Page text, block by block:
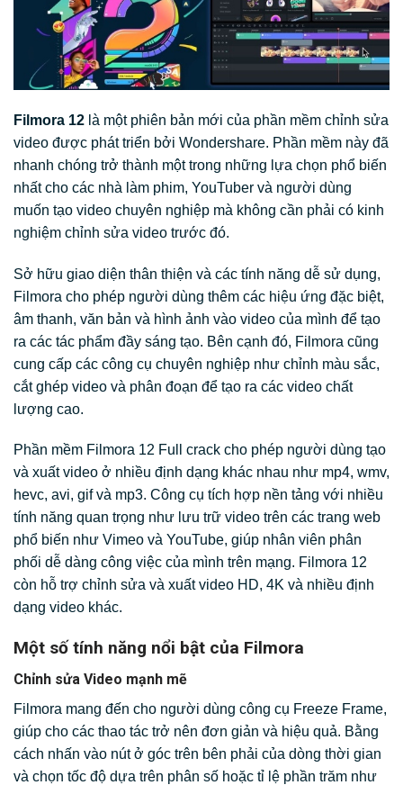
Filmora 12 là một phiên bản mới của phần mềm chỉnh sửa
video được phát triển bởi Wondershare. Phần mềm này đã
nhanh chóng trở thành một trong những lựa chọn phổ biến
nhất cho các nhà làm phim, YouTuber và người dùng
muốn tạo video chuyên nghiệp mà không cần phải có kinh
nghiệm chỉnh sửa video trước đó.
Sở hữu giao diện thân thiện và các tính năng dễ sử dụng,
Filmora cho phép người dùng thêm các hiệu ứng đặc biệt,
âm thanh, văn bản và hình ảnh vào video của mình để tạo
ra các tác phẩm đầy sáng tạo. Bên cạnh đó, Filmora cũng
cung cấp các công cụ chuyên nghiệp như chỉnh màu sắc,
cắt ghép video và phân đoạn để tạo ra các video chất
lượng cao.
Phần mềm Filmora 12 Full crack cho phép người dùng tạo
và xuất video ở nhiều định dạng khác nhau như mp4, wmv,
hevc, avi, gif và mp3. Công cụ tích hợp nền tảng với nhiều
tính năng quan trọng như lưu trữ video trên các trang web
phổ biến như Vimeo và YouTube, giúp nhân viên phân
phối dễ dàng công việc của mình trên mạng. Filmora 12
còn hỗ trợ chỉnh sửa và xuất video HD, 4K và nhiều định
dạng video khác.
Một số tính năng nổi bật của Filmora
Chỉnh sửa Video mạnh mẽ
Filmora mang đến cho người dùng công cụ Freeze Frame,
giúp cho các thao tác trở nên đơn giản và hiệu quả. Bằng
cách nhấn vào nút ở góc trên bên phải của dòng thời gian
và chọn tốc độ dựa trên phân số hoặc tỉ lệ phần trăm như